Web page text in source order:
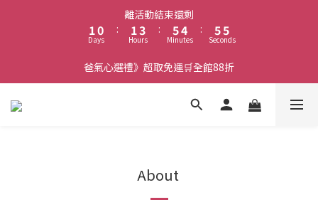
離活動結束還剩
1
0
0
Days
:
2
1
0
4
3
2
1
0
Hours
:
6
5
4
3
2
5
4
3
2
1
Minutes
:
5
4
3
2
0
5
4
3
2
0
Seconds
爸氣心選禮》超取免運🛒全館88折
About